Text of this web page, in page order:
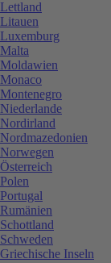
Lettland
Litauen
Luxemburg
Malta
Moldawien
Monaco
Montenegro
Niederlande
Nordirland
Nordmazedonien
Norwegen
Österreich
Polen
Portugal
Rumänien
Schottland
Schweden
Griechische Inseln